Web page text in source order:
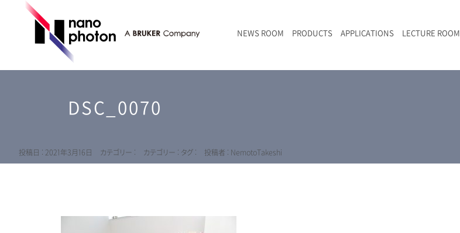
NEWS ROOM PRODUCTS
RAMANtouch vioLa | 紫外・深紫外ラマン顕微鏡
sumilé | 広帯域 反射型対物レンズ
RAMAN顕微鏡オンライン見積もり
APPLICATIONS
無機化合物・鉱物
LECTURE ROOM
DSC_0070
投稿日 : 2021年3月16日 カテゴリー : カテゴリー : タグ : 投稿者 : NemotoTakeshi